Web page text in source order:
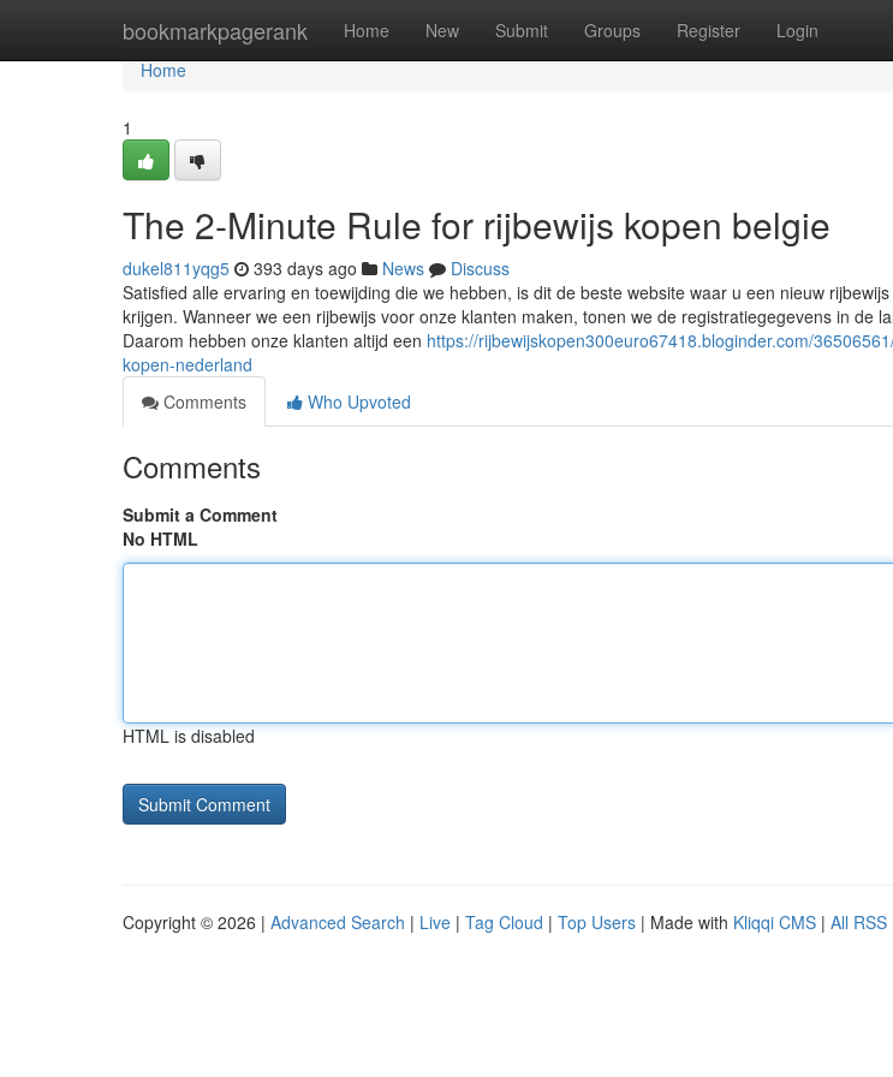
bookmarkpagerank Home New Submit Groups Register Login
Home
Home
1
The 2-Minute Rule for rijbewijs kopen belgie
dukel811yqg5 393 days ago News
Discuss
Satisfied alle ervaring en toewijding die we hebben, is dit de beste website waar u een nieuw
krijgen. Wanneer we een rijbewijs voor onze klanten maken, tonen we de registratiegegevens in de
Daarom hebben onze klanten altijd een https://rijbewijskopen300euro67418.bloginder.com/
kopen-nederland
Comments
Who Upvoted
Comments
Submit a Comment
No HTML
HTML is disabled
Copyright © 2026 | Advanced Search | Live | Tag Cloud | Top Users | Made with Kliqqi CMS | All